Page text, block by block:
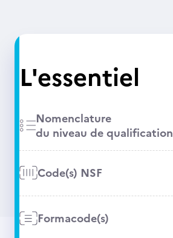
L'essentiel
Nomenclature
du niveau de qualification
Code(s) NSF
Formacode(s)